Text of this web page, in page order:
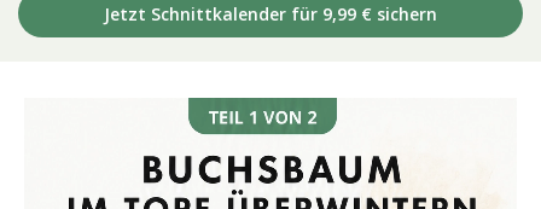
Jetzt Schnittkalender für 9,99 € sichern